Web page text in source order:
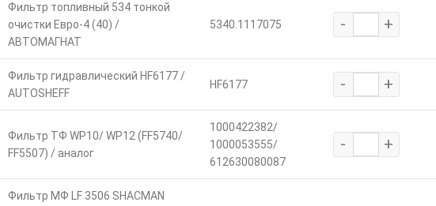
Фильтр топливный 534 тонкой
очистки Евро-4 (40) /
АВТОМАГНАТ
5340.1117075 - +
Фильтр гидравлический HF6177 /
AUTOSHEFF
HF6177 - +
Фильтр ТФ WP10/ WP12 (FF5740/
FF5507) / аналог
1000422382/
1000053555/
612630080087
- +
Фильтр МФ LF 3506 SHACMAN